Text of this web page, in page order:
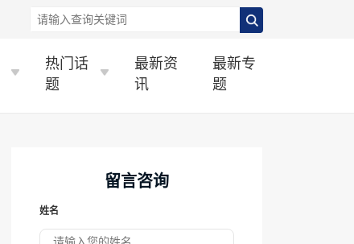
热门话
题
最新资
讯
最新专
题
留言咨询
姓名